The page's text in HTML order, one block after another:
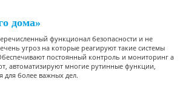
дома»
функционал безопасности и не
угроз на которые реагируют такие системы
постоянный контроль и мониторинг а
автоматизируют многие рутинные функции,
для более важных дел.